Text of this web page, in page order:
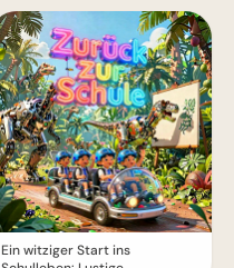
Ein witziger Start ins